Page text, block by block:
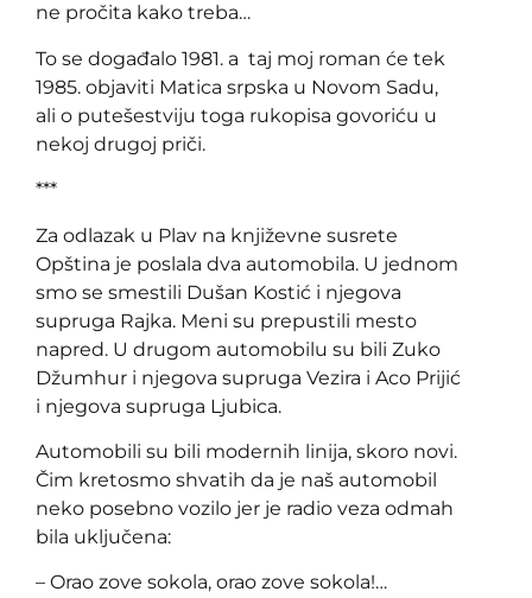
ne pročita kako treba…
To se događalo 1981. a taj moj roman će tek
1985. objaviti Matica srpska u Novom Sadu,
ali o putešestviju toga rukopisa govoriću u
nekoj drugoj priči.
***
Za odlazak u Plav na književne susrete
Opština je poslala dva automobila. U jednom
smo se smestili Dušan Kostić i njegova
supruga Rajka. Meni su prepustili mesto
napred. U drugom automobilu su bili Zuko
Džumhur i njegova supruga Vezira i Aco Prijić
i njegova supruga Ljubica.
Automobili su bili modernih linija, skoro novi.
Čim kretosmo shvatih da je naš automobil
neko posebno vozilo jer je radio veza odmah
bila uključena:
– Orao zove sokola, orao zove sokola!…